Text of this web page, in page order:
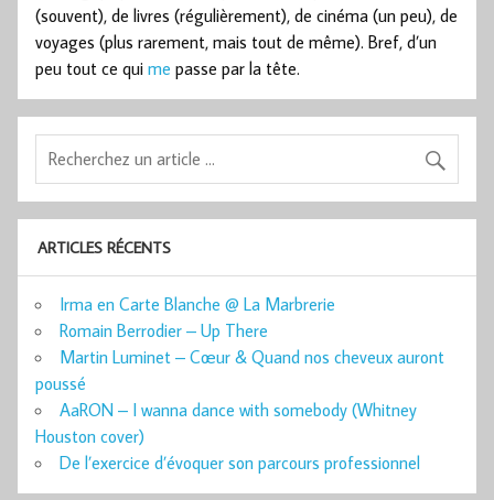
(souvent), de livres (régulièrement), de cinéma (un peu), de
voyages (plus rarement, mais tout de même). Bref, d’un
peu tout ce qui me passe par la tête.
ARTICLES RÉCENTS
Irma en Carte Blanche @ La Marbrerie
Romain Berrodier – Up There
Martin Luminet – Cœur & Quand nos cheveux auront
poussé
AaRON – I wanna dance with somebody (Whitney
Houston cover)
De l’exercice d’évoquer son parcours professionnel